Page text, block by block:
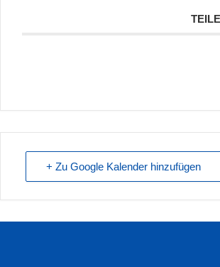
+ Zu Google Kalender hinzufügen